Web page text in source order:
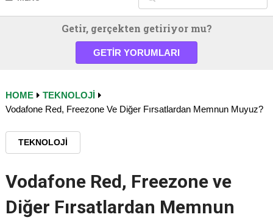
Getir, gerçekten getiriyor mu?
GETIR YORUMLARI
HOME
TEKNOLOJI
Vodafone Red, Freezone Ve Diğer Fırsatlardan Memnun Muyuz?
TEKNOLOJI
Vodafone Red, Freezone ve
Diğer Fırsatlardan Memnun